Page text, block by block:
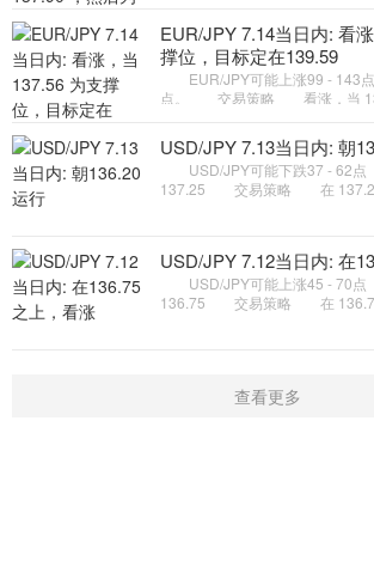
137.20 下，看空，目标价位定在
EUR/JPY 7.14当日内: 看
撑位，目标定在139.59
EUR/JPY可能上涨99 - 143
点。 交易策略 看涨，当
EUR/JPY 目标方向定在 136
USD/JPY 7.13当日内: 朝
USD/JPY可能下跌37 -
137.25 交易策略 在 137.25
USD/JPY 7.12当日内: 在
USD/JPY可能上涨45 -
136.75 交易策略 在 136.75
查看更多